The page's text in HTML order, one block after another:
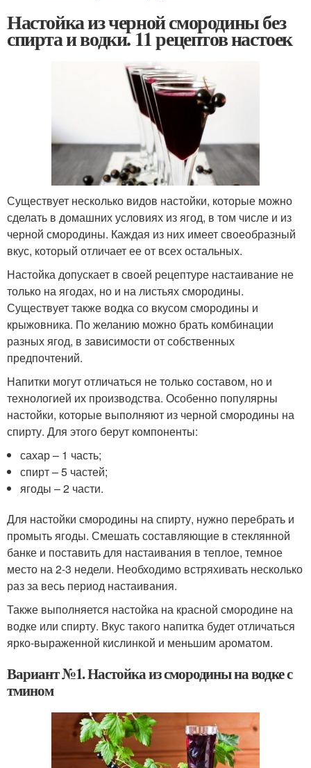
Настойка из черной смородины без
спирта и водки. 11 рецептов настоек
Существует несколько видов настойки, которые можно
сделать в домашних условиях из ягод, в том числе и из
черной смородины. Каждая из них имеет своеобразный
вкус, который отличает ее от всех остальных.
Настойка допускает в своей рецептуре настаивание не
только на ягодах, но и на листьях смородины.
Существует также водка со вкусом смородины и
крыжовника. По желанию можно брать комбинации
разных ягод, в зависимости от собственных
предпочтений.
Напитки могут отличаться не только составом, но и
технологией их производства. Особенно популярны
настойки, которые выполняют из черной смородины на
спирту. Для этого берут компоненты:
сахар – 1 часть;
спирт – 5 частей;
ягоды – 2 части.
Для настойки смородины на спирту, нужно перебрать и
промыть ягоды. Смешать составляющие в стеклянной
банке и поставить для настаивания в теплое, темное
место на 2-3 недели. Необходимо встряхивать несколько
раз за весь период настаивания.
Также выполняется настойка на красной смородине на
водке или спирту. Вкус такого напитка будет отличаться
ярко-выраженной кислинкой и меньшим ароматом.
Вариант №1. Настойка из смородины на водке с
тмином